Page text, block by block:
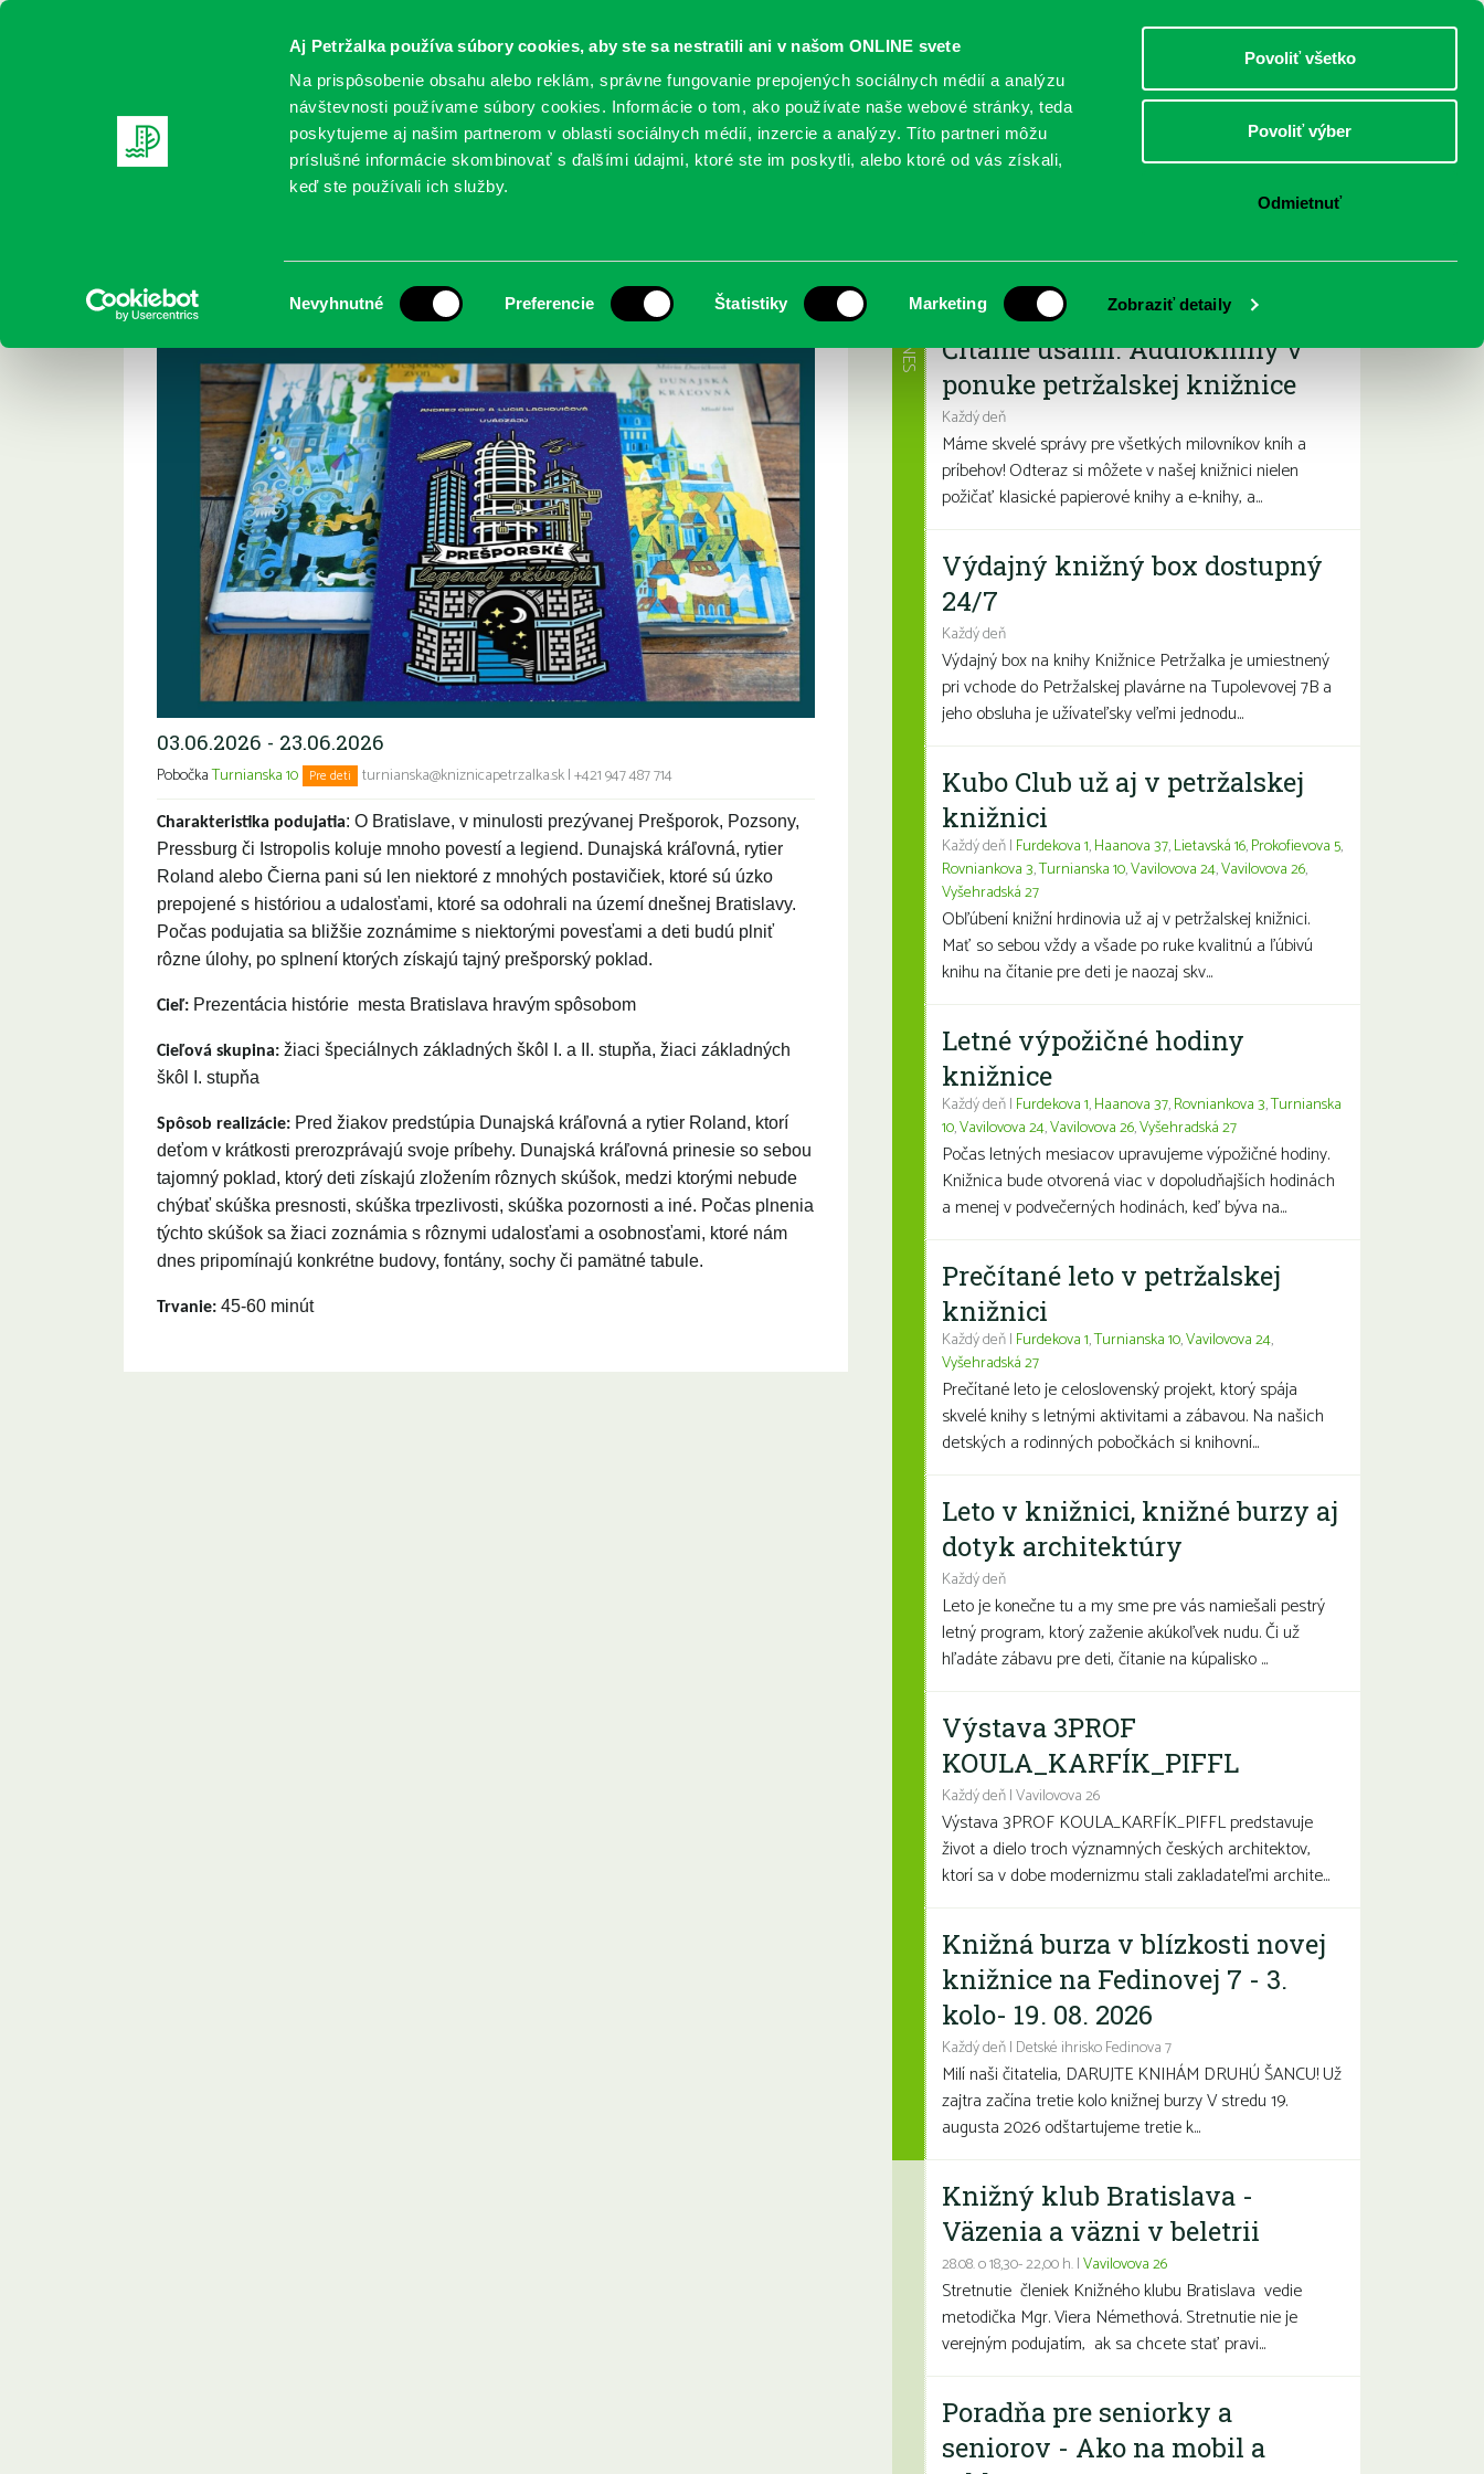
Aj Petržalka používa súbory cookies, aby ste sa nestratili ani v našom ONLINE svete
Na prispôsobenie obsahu alebo reklám, správne fungovanie prepojených sociálnych médií a analýzu
návštevnosti používame súbory cookies. Informácie o tom, ako používate naše webové stránky, teda
poskytujeme aj našim partnerom v oblasti sociálnych médií, inzercie a analýzy. Títo partneri môžu
príslušné informácie skombinovať s ďalšími údajmi, ktoré ste im poskytli, alebo ktoré od vás získali,
keď ste používali ich služby.
súhlasu
Nevyhnutné Preferencie Štatistiky Marketing Zobraziť detaily
Povoliť všetko
Povoliť výber
Odmietnuť
DOSPELÍ
REGISTRUJTE SA ONLINE KATALÓGY SLUŽBY PODUJATIA POBOČKY O KNIŽNICI
Prešporský poklad
03.06.2026 - 23.06.2026
PobočkaTurnianska 10 Pre deti turnianska@kniznicapetrzalka.sk|+421 947 487 714
Charakteristika podujatia: O Bratislave, v minulosti prezývanej Prešporok, Pozsony,
Pressburg či Istropolis koluje mnoho povestí a legiend. Dunajská kráľovná, rytier
Roland alebo Čierna pani sú len niektoré z mnohých postavičiek, ktoré sú úzko
prepojené s históriou a udalosťami, ktoré sa odohrali na území dnešnej Bratislavy.
Počas podujatia sa bližšie zoznámime s niektorými povesťami a deti budú plniť
rôzne úlohy, po splnení ktorých získajú tajný prešporský poklad.
Cieľ: Prezentácia histórie mesta Bratislava hravým spôsobom
Cieľová skupina: žiaci špeciálnych základných škôl I. a II. stupňa, žiaci základných
škôl I. stupňa
Spôsob realizácie: Pred žiakov predstúpia Dunajská kráľovná a rytier Roland, ktorí
deťom v krátkosti prerozprávajú svoje príbehy. Dunajská kráľovná prinesie so sebou
tajomný poklad, ktorý deti získajú zložením rôznych skúšok, medzi ktorými nebude
chýbať skúška presnosti, skúška trpezlivosti, skúška pozornosti a iné. Počas plnenia
týchto skúšok sa žiaci zoznámia s rôznymi udalosťami a osobnosťami, ktoré nám
dnes pripomínajú konkrétne budovy, fontány, sochy či pamätné tabule.
Trvanie: 45-60 minút
Najbližšie podujatia
Čítame ušami. Audioknihy v
ponuke petržalskej knižnice
Každý deň
Máme skvelé správy pre všetkých milovníkov kníh a
príbehov! Odteraz si môžete v našej knižnici nielen
požičať klasické papierové knihy a e-knihy, a...
DNES
Výdajný knižný box dostupný
24/7
Každý deň
Výdajný box na knihy Knižnice Petržalka je umiestnený
pri vchode do Petržalskej plavárne na Tupolevovej 7B a
jeho obsluha je užívateľsky veľmi jednodu...
Kubo Club už aj v petržalskej
knižnici
Každý deň | Furdekova 1,Haanova 37,Lietavská 16,Prokofievova 5,
Rovniankova 3,Turnianska 10,Vavilovova 24,Vavilovova 26,
Vyšehradská 27
Obľúbení knižní hrdinovia už aj v petržalskej knižnici.
Mať so sebou vždy a všade po ruke kvalitnú a ľúbivú
knihu na čítanie pre deti je naozaj skv...
Letné výpožičné hodiny
knižnice
Každý deň | Furdekova 1,Haanova 37,Rovniankova 3,Turnianska
10,Vavilovova 24,Vavilovova 26,Vyšehradská 27
Počas letných mesiacov upravujeme výpožičné hodiny.
Knižnica bude otvorená viac v dopoludňajších hodinách
a menej v podvečerných hodinách, keď býva na...
Prečítané leto v petržalskej
knižnici
Každý deň | Furdekova 1,Turnianska 10,Vavilovova 24,
Vyšehradská 27
Prečítané leto je celoslovenský projekt, ktorý spája
skvelé knihy s letnými aktivitami a zábavou. Na našich
detských a rodinných pobočkách si knihovní...
Leto v knižnici, knižné burzy aj
dotyk architektúry
Každý deň
Leto je konečne tu a my sme pre vás namiešali pestrý
letný program, ktorý zaženie akúkoľvek nudu. Či už
hľadáte zábavu pre deti, čítanie na kúpalisko ...
Výstava 3PROF
KOULA_KARFÍK_PIFFL
Každý deň | Vavilovova 26
Výstava 3PROF KOULA_KARFÍK_PIFFL predstavuje
život a dielo troch významných českých architektov,
ktorí sa v dobe modernizmu stali zakladateľmi archite...
Knižná burza v blízkosti novej
knižnice na Fedinovej 7 - 3.
kolo- 19. 08. 2026
Každý deň | Detské ihrisko Fedinova 7
Milí naši čitatelia, DARUJTE KNIHÁM DRUHÚ ŠANCU! Už
zajtra začína tretie kolo knižnej burzy V stredu 19.
augusta 2026 odštartujeme tretie k...
Knižný klub Bratislava -
Väzenia a väzni v beletrii
28.08. o 18,30- 22,00 h. |Vavilovova 26
Stretnutie členiek Knižného klubu Bratislava vedie
metodička Mgr. Viera Némethová. Stretnutie nie je
verejným podujatím, ak sa chcete stať pravi...
Poradňa pre seniorky a
seniorov - Ako na mobil a